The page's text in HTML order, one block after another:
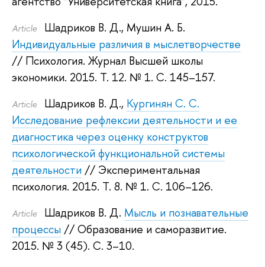
Article Шадриков В. Д., Мушин А. Б.
Индивидуальные различия в мыслетворчестве
// Психология. Журнал Высшей школы
экономики. 2015. Т. 12. № 1. С. 145–157.
Article Шадриков В. Д., Кургинян С. С.
Исследование рефлексии деятельности и ее
диагностика через оценку конструктов
психологической функциональной системы
деятельности // Экспериментальная
психология. 2015. Т. 8. № 1. С. 106–126.
Article Шадриков В. Д. Мысль и познавательные
процессы // Образование и саморазвитие.
2015. № 3 (45). С. 3–10.